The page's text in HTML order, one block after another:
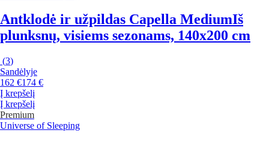
Antklodė ir užpildas Capella MediumIš
plunksnų, visiems sezonams, 140x200 cm
(3)
Sandėlyje
162 €174 €
Į krepšelį
Į krepšelį
Premium
Universe of Sleeping